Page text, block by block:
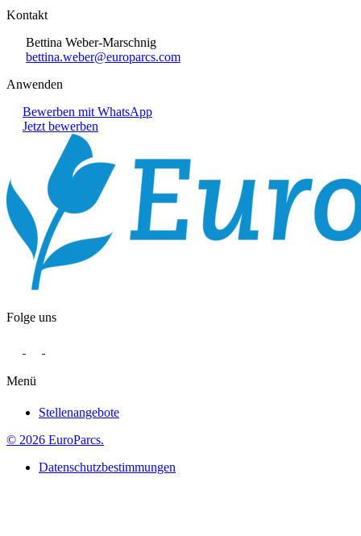
Kontakt
Bettina Weber-Marschnig
bettina.weber@europarcs.com
Anwenden
Bewerben mit WhatsApp
Jetzt bewerben
Folge uns
Menü
Stellenangebote
© 2026 EuroParcs.
Datenschutzbestimmungen